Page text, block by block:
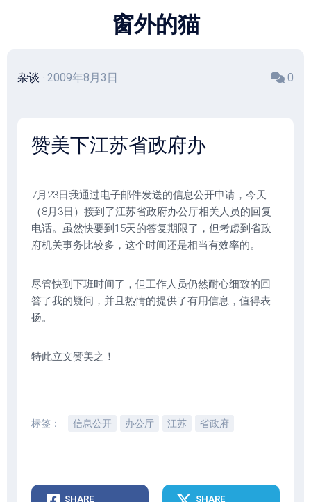
窗外的猫
杂谈 · 2009年8月3日 0
赞美下江苏省政府办
7月23日我通过电子邮件发送的信息公开申请，今天
（8月3日）接到了江苏省政府办公厅相关人员的回复
电话。虽然快要到15天的答复期限了，但考虑到省政
府机关事务比较多，这个时间还是相当有效率的。
尽管快到下班时间了，但工作人员仍然耐心细致的回
答了我的疑问，并且热情的提供了有用信息，值得表
扬。
特此立文赞美之！
标签： 信息公开 办公厅 江苏 省政府
SHARE SHARE